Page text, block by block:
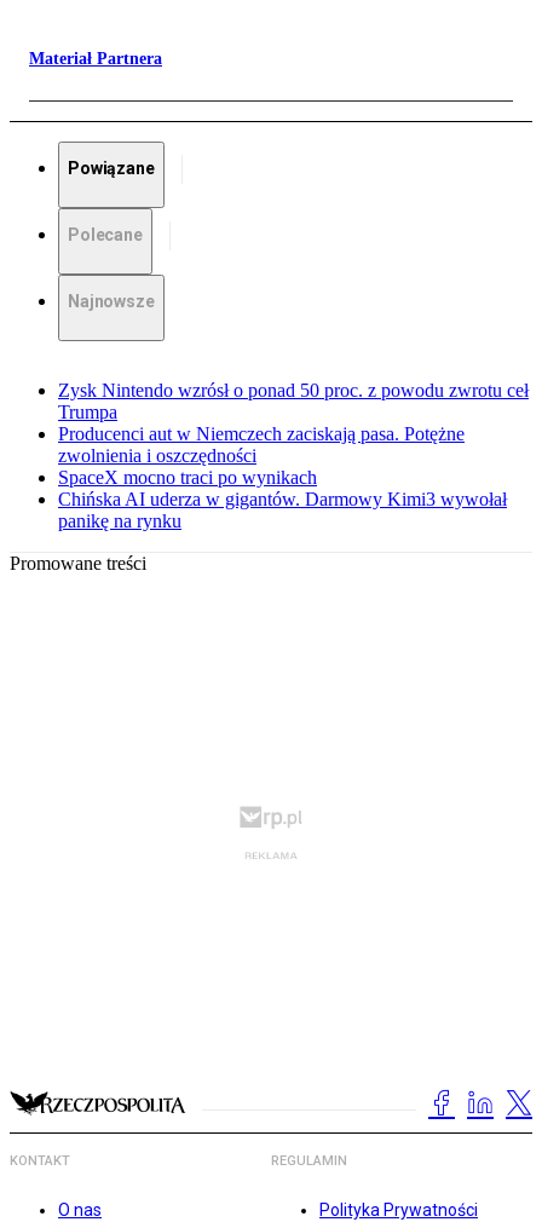
Materiał Partnera
Powiązane
Polecane
Najnowsze
Zysk Nintendo wzrósł o ponad 50 proc. z powodu zwrotu ceł
Trumpa
Producenci aut w Niemczech zaciskają pasa. Potężne
zwolnienia i oszczędności
SpaceX mocno traci po wynikach
Chińska AI uderza w gigantów. Darmowy Kimi3 wywołał
panikę na rynku
Promowane treści
KONTAKT
O nas
REGULAMIN
Polityka Prywatności